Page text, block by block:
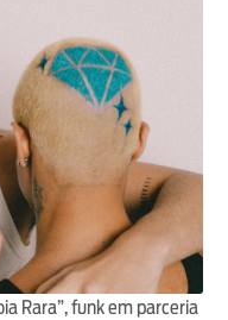
Rara”, funk em parceria